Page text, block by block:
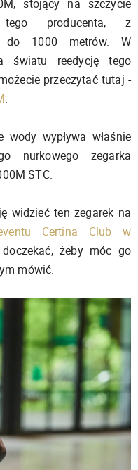
stojący na szczycie
producenta, z
do 1000 metrów. W
światu reedycję tego
przeczytać tutaj -
.
wody wypływa właśnie
nurkowego zegarka
STC.
widzieć ten zegarek na
Certina Club w
żeby móc go
mówić.